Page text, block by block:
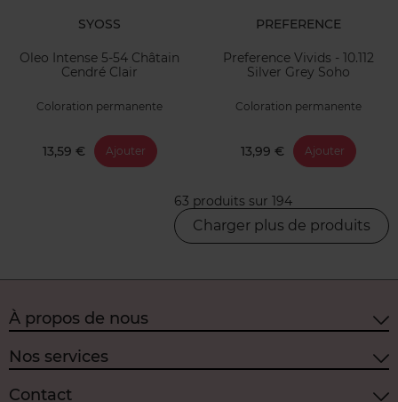
SYOSS
Oleo Intense 5-54 Châtain
Cendré Clair
Coloration permanente
13,59 € Ajouter
PREFERENCE
Preference Vivids - 10.112
Silver Grey Soho
Coloration permanente
13,99 € Ajouter
63 produits sur 194
Charger plus de produits
À propos de nous
Nos services
Contact